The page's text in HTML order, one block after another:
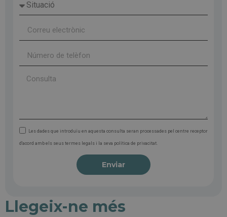
Les dades que introduïu en aquesta consulta seran processades pel centre receptor
d'acord amb els seus termes legals i la seva política de privacitat.
Enviar
Llegeix-ne més